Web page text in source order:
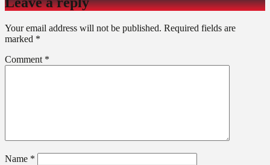
Your email address will not be published. Required fields are
marked *
Comment *
Name *